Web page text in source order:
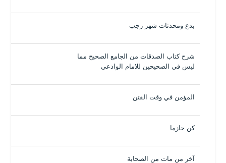
بدع ومحدثات شهر رجب
شرح كتاب الصدقات من الجامع الصحيح مما
ليس في الصحيحين للامام الوادعي
المؤمن في وقت الفتن
كن حازما
آخر من مات من الصحابة